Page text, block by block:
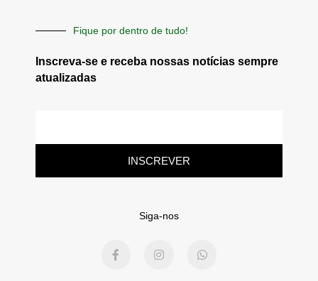
Fique por dentro de tudo!
Inscreva-se e receba nossas notícias sempre
atualizadas
INSCREVER
Siga-nos
a
n
h